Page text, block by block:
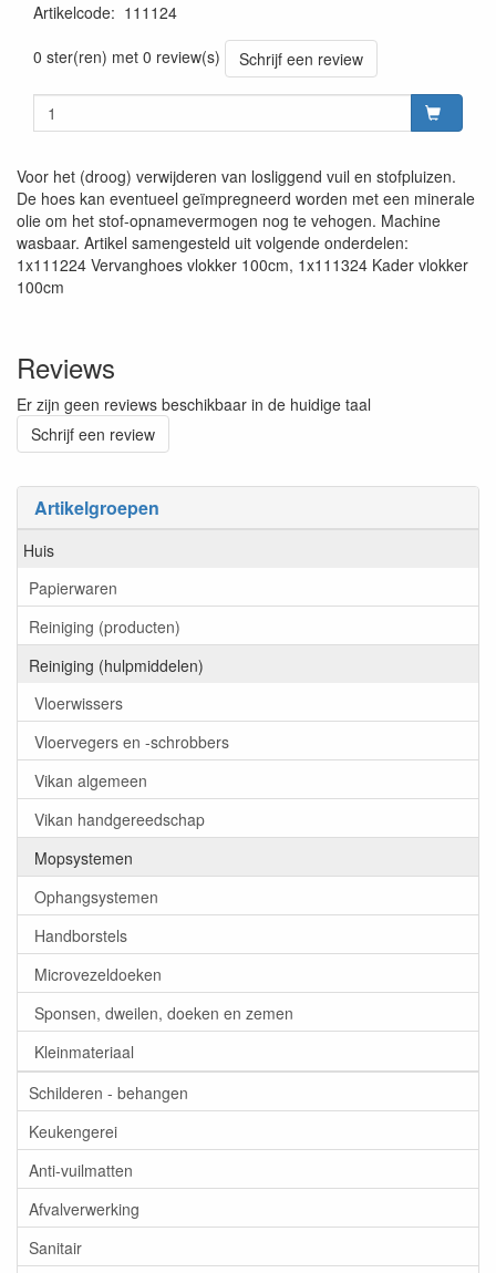
Artikelgroepen
Huis
Papierwaren
Reiniging (producten)
Reiniging (hulpmiddelen)
Vloerwissers
Vloervegers en -schrobbers
Vikan algemeen
Vikan handgereedschap
Mopsystemen
Ophangsystemen
Handborstels
Microvezeldoeken
Sponsen, dweilen, doeken en zemen
Kleinmateriaal
Schilderen - behangen
Keukengerei
Anti-vuilmatten
Afvalverwerking
Sanitair
Artikelcode: 111124
0 ster(ren) met 0 review(s)
Schrijf een review
Voor het (droog) verwijderen van losliggend vuil en stofpluizen.
De hoes kan eventueel geïmpregneerd worden met een minerale
olie om het stof-opnamevermogen nog te vehogen. Machine
wasbaar. Artikel samengesteld uit volgende onderdelen:
1x111224 Vervanghoes vlokker 100cm, 1x111324 Kader vlokker
100cm
Reviews
Er zijn geen reviews beschikbaar in de huidige taal
Schrijf een review